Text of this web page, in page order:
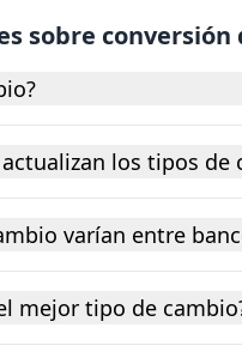
sobre conversión
los tipos de
varían entre
mejor tipo de